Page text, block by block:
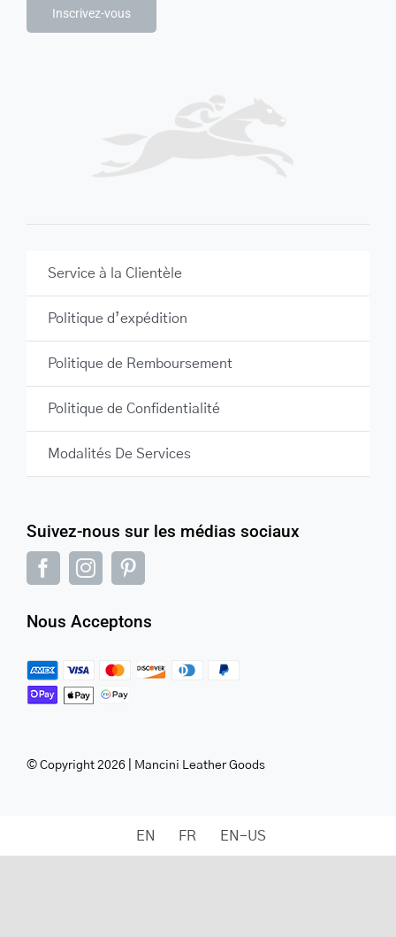
Suivez-nous sur les médias sociaux
Nous Acceptons
Inscrivez-vous
© Copyright 2026 | Mancini Leather Goods
Service à la Clientèle
Politique d’expédition
Politique de Remboursement
Politique de Confidentialité
Modalités De Services
EN FR